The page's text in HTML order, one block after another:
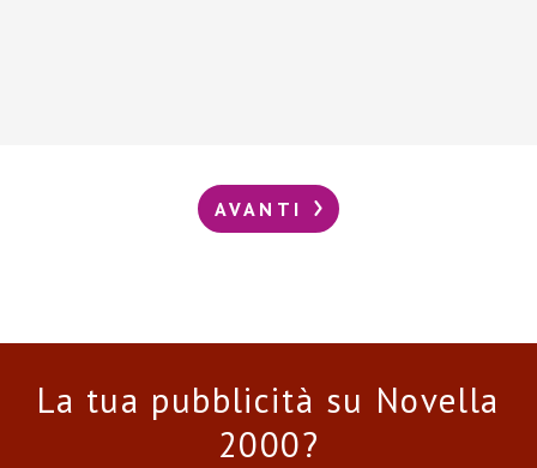
AVANTI
La tua pubblicità su Novella
2000?